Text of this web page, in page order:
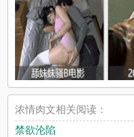
浓情肉文相关阅读：
禁欲沦陷